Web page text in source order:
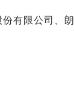
有限公司、朗